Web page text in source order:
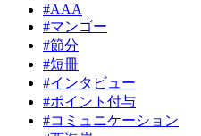
#AAA
#マンゴー
#節分
#短冊
#インタビュー
#ポイント付与
#コミュニケーション